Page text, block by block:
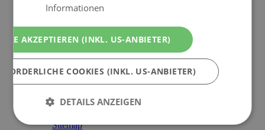
Angebote
Gewinnspiel
Service
Marketing & Redaktion
Datenschutz
Sitemap
Informationen
AKZEPTIEREN (INKL. US-ANBIETER)
COOKIES (INKL. US-ANBIETER)
DETAILS ANZEIGEN